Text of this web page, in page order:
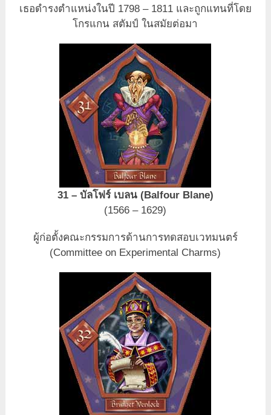
เธอดำรงตำแหน่งในปี 1798 – 1811 และถูกแทนที่โดย
โกรแกน สตัมป์ ในสมัยต่อมา
31 – บัลโฟร์ เบลน (Balfour Blane)
(1566 – 1629)
ผู้ก่อตั้งคณะกรรมการด้านการทดสอบเวทมนตร์
(Committee on Experimental Charms)